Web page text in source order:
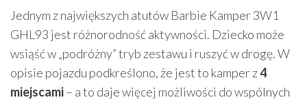
Jednym z największych atutów Barbie Kamper 3W1
GHL93 jest różnorodność aktywności. Dziecko może
wsiąść w „podróżny” tryb zestawu i ruszyć w drogę. W
opisie pojazdu podkreślono, że jest to kamper z4
miejscami– a to daje więcej możliwości do wspólnych